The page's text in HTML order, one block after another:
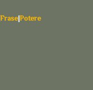
Frase|Potere